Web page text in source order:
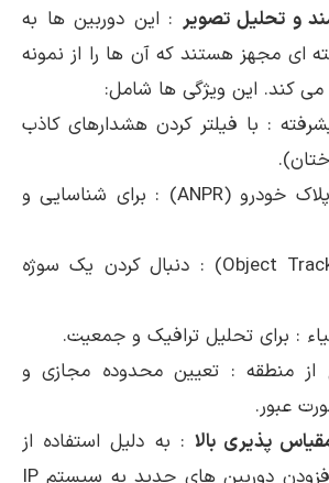
و تحلیل تصویر : این دوربین ها به
ای مجهز هستند که آن ها را از نمونه
می کند. این ویژگی ها شامل:
: با فیلتر کردن هشدارهای کاذب
تشخیص چهره و پلاک خودرو (ANPR) : برای شناسایی و
ردیابی سوژه (Object Tracking) : دنبال کردن یک سوژه
: برای تحلیل ترافیک و جمعیت.
از منطقه : تعیین محدوده مجازی و
عبور.
پذیری بالا : به دلیل استفاده از